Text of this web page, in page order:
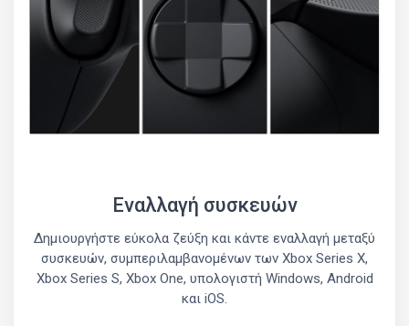
Εναλλαγή συσκευών
Δημιουργήστε εύκολα ζεύξη και κάντε εναλλαγή μεταξύ
συσκευών, συμπεριλαμβανομένων των Xbox Series X,
Xbox Series S, Xbox One, υπολογιστή Windows, Android
και iOS.